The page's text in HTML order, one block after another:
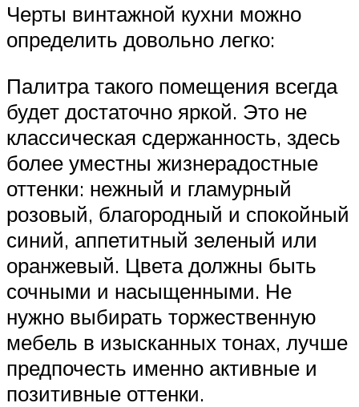
Черты винтажной кухни можно
определить довольно легко:
Палитра такого помещения всегда
будет достаточно яркой. Это не
классическая сдержанность, здесь
более уместны жизнерадостные
оттенки: нежный и гламурный
розовый, благородный и спокойный
синий, аппетитный зеленый или
оранжевый. Цвета должны быть
сочными и насыщенными. Не
нужно выбирать торжественную
мебель в изысканных тонах, лучше
предпочесть именно активные и
позитивные оттенки.